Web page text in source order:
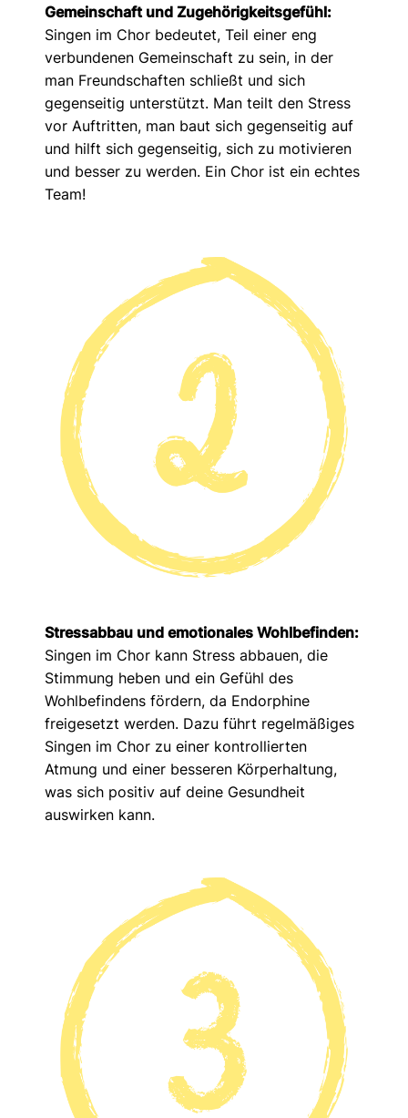
Gemeinschaft und Zugehörigkeitsgefühl:
Singen im Chor bedeutet, Teil einer eng
verbundenen Gemeinschaft zu sein, in der
man Freundschaften schließt und sich
gegenseitig unterstützt. Man teilt den Stress
vor Auftritten, man baut sich gegenseitig auf
und hilft sich gegenseitig, sich zu motivieren
und besser zu werden. Ein Chor ist ein echtes
Team!
Stressabbau und emotionales Wohlbefinden:
Singen im Chor kann Stress abbauen, die
Stimmung heben und ein Gefühl des
Wohlbefindens fördern, da Endorphine
freigesetzt werden. Dazu führt regelmäßiges
Singen im Chor zu einer kontrollierten
Atmung und einer besseren Körperhaltung,
was sich positiv auf deine Gesundheit
auswirken kann.